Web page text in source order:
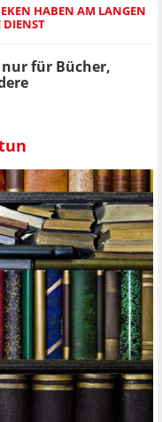
HABEN AM LANGEN
DIENST
für Bücher,